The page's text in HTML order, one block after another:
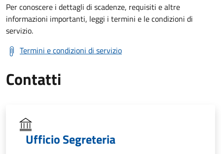
Per conoscere i dettagli di scadenze, requisiti e altre
informazioni importanti, leggi i termini e le condizioni di
servizio.
Termini e condizioni di servizio
Contatti
Ufficio Segreteria